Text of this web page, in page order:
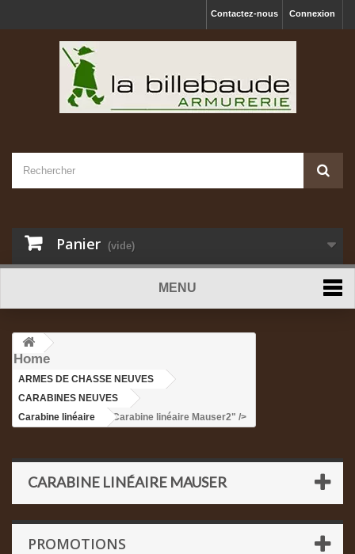
Connexion
Contactez-nous
Panier (vide)
MENU
Home
ARMES DE CHASSE NEUVES
CARABINES NEUVES
Carabine linéaire
>Carabine linéaire Mauser2" />
CARABINE LINÉAIRE MAUSER
PROMOTIONS